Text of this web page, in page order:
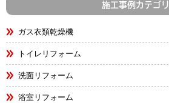
施工事例カテゴリ
ガス衣類乾燥機
トイレリフォーム
洗面リフォーム
浴室リフォーム